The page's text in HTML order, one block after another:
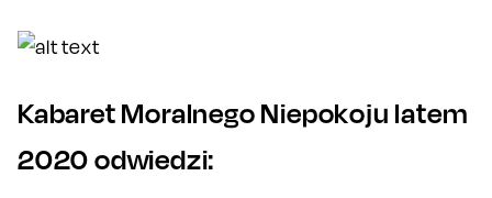
Kabaret Moralnego Niepokoju latem
2020 odwiedzi: